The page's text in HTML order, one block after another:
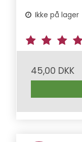
Ikke på lager
45,00 DKK